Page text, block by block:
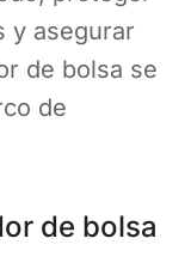
y asegurar
de bolsa se
de
de bolsa